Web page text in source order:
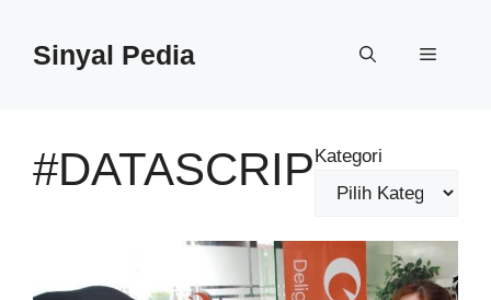
Sinyal Pedia Menu
#DATASCRIPKategori